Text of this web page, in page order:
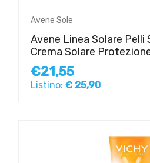
Avene Sole
Avene Linea Solare Pelli
Crema Solare
€21,55
Listino: € 25,90